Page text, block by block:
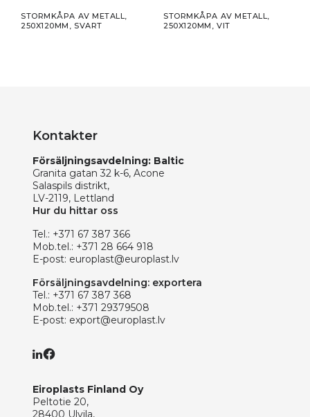
STORMKÅPA AV METALL,
250X120MM, SVART
STORMKÅPA AV METALL,
250X120MM, VIT
Kontakter
Försäljningsavdelning: Baltic
Granita gatan 32 k-6, Acone
Salaspils distrikt,
LV-2119, Lettland
Hur du hittar oss
Tel.: +371 67 387 366
Mob.tel.: +371 28 664 918
E-post: europlast@europlast.lv
Försäljningsavdelning: exportera
Tel.: +371 67 387 368
Mob.tel.: +371 29379508
E-post: export@europlast.lv
Eiroplasts Finland Oy
Peltotie 20,
28400 Ulvila,